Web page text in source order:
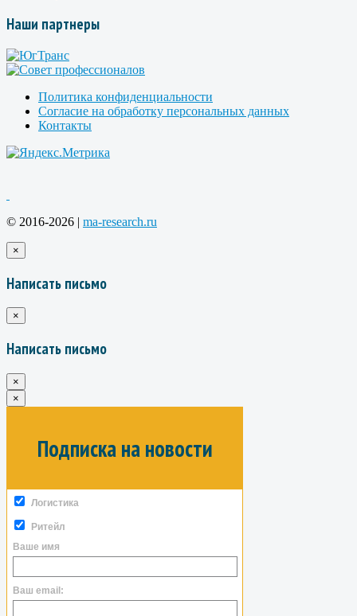
Наши партнеры
Политика конфиденциальности
Согласие на обработку персональных данных
Контакты
© 2016-2026 | ma-research.ru
×
Написать письмо
×
Написать письмо
×
×
Подписка на новости
Логистика
Ритейл
Ваше имя
Ваш email: